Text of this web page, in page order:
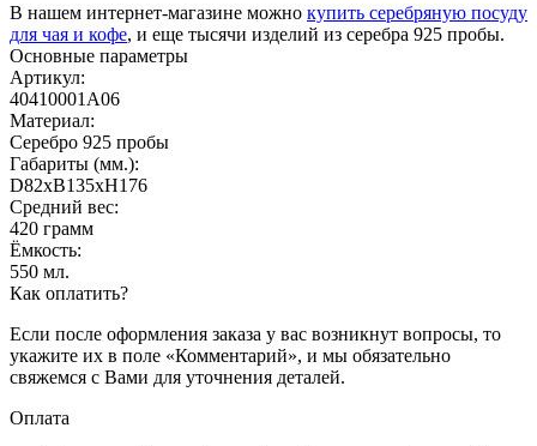
В нашем интернет-магазине можно купить серебряную посуду
для чая и кофе, и еще тысячи изделий из серебра 925 пробы.
Основные параметры
Артикул:
40410001А06
Материал:
Серебро 925 пробы
Габариты (мм.):
D82хB135хH176
Средний вес:
420 грамм
Ёмкость:
550 мл.
Как оплатить?
Если после оформления заказа у вас возникнут вопросы, то
укажите их в поле «Комментарий», и мы обязательно
свяжемся с Вами для уточнения деталей.
Оплата